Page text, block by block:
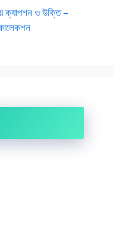
ক্যাপশন ও উক্তি –